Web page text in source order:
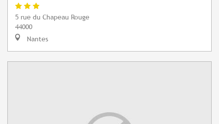
5 rue du Chapeau Rouge
44000
Nantes